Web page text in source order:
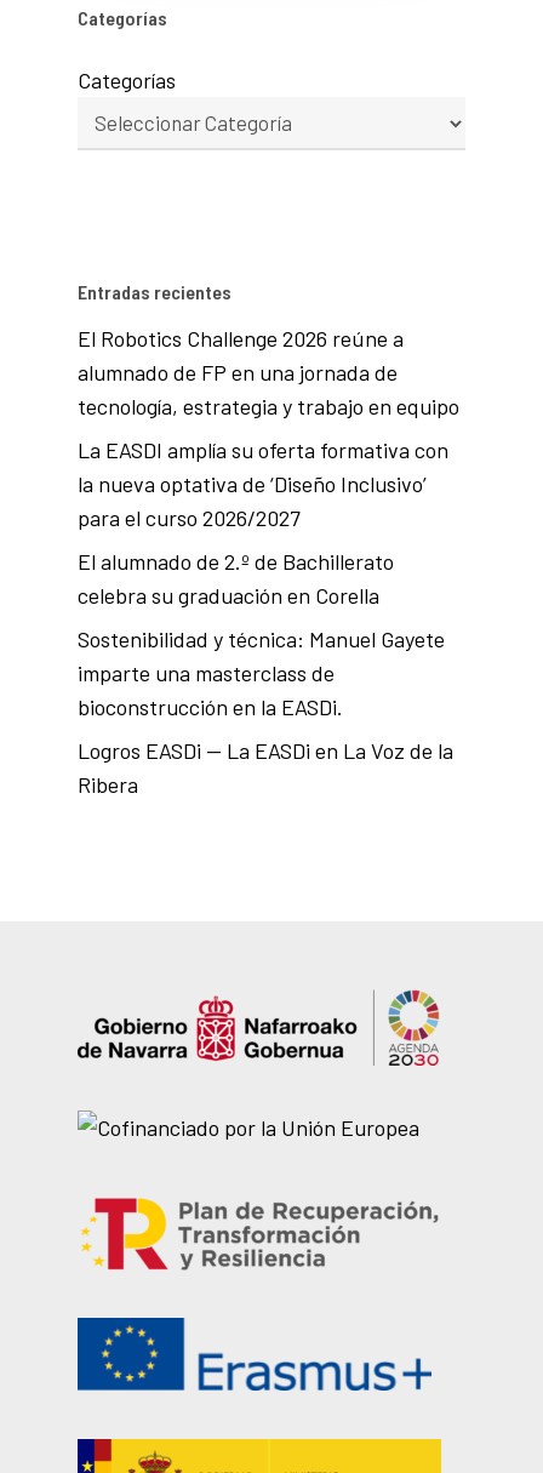
Categorías
Categorías
Entradas recientes
El Robotics Challenge 2026 reúne a
alumnado de FP en una jornada de
tecnología, estrategia y trabajo en equipo
La EASDI amplía su oferta formativa con
la nueva optativa de ‘Diseño Inclusivo’
para el curso 2026/2027
El alumnado de 2.º de Bachillerato
celebra su graduación en Corella
Sostenibilidad y técnica: Manuel Gayete
imparte una masterclass de
bioconstrucción en la EASDi.
Logros EASDi — La EASDi en La Voz de la
Ribera